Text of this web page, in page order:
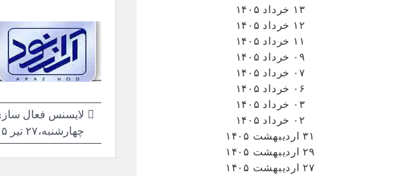
راهبری
نوشته
چهارشنبه،۲۷ تیر ۱۴۰۵
۱۳ خرداد ۱۴۰۵
۱۲ خرداد ۱۴۰۵
۱۱ خرداد ۱۴۰۵
۰۹ خرداد ۱۴۰۵
۰۷ خرداد ۱۴۰۵
۰۶ خرداد ۱۴۰۵
۰۳ خرداد ۱۴۰۵
۰۲ خرداد ۱۴۰۵
۳۱ اردیبهشت ۱۴۰۵
۲۹ اردیبهشت ۱۴۰۵
۲۷ اردیبهشت ۱۴۰۵